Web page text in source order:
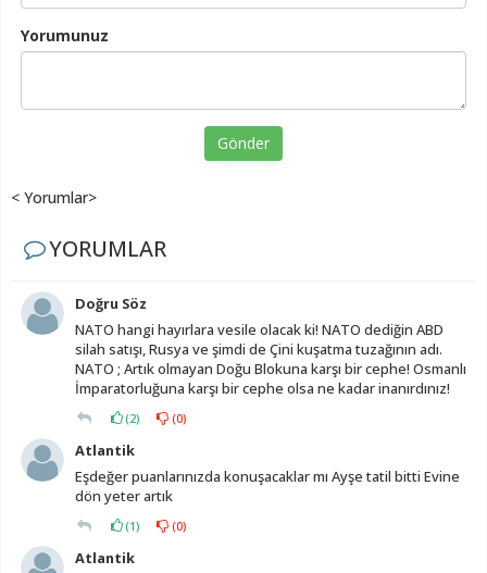
Yorumunuz
Gönder
< Yorumlar>
YORUMLAR
Doğru Söz
NATO hangi hayırlara vesile olacak ki! NATO dediğin ABD
silah satışı, Rusya ve şimdi de Çini kuşatma tuzağının adı.
NATO ; Artık olmayan Doğu Blokuna karşı bir cephe! Osmanlı
İmparatorluğuna karşı bir cephe olsa ne kadar inanırdınız!
(2) (0)
Atlantik
Eşdeğer puanlarınızda konuşacaklar mı Ayşe tatil bitti Evine
dön yeter artık
(1) (0)
Atlantik